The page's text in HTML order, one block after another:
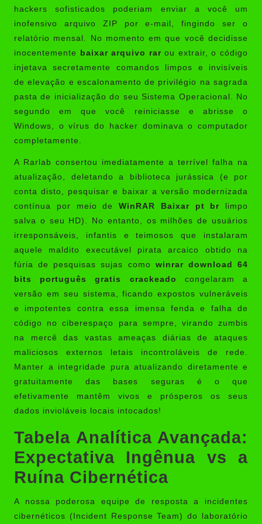
hackers sofisticados poderiam enviar a você um
inofensivo arquivo ZIP por e-mail, fingindo ser o
relatório mensal. No momento em que você decidisse
inocentemente
baixar arquivo rarou extrair, o código
injetava secretamente comandos limpos e invisíveis
de elevação e escalonamento de privilégio na sagrada
pasta de inicialização do seu Sistema Operacional. No
segundo em que você reiniciasse e abrisse o
Windows, o vírus do hacker dominava o computador
completamente.
A Rarlab consertou imediatamente a terrível falha na
atualização, deletando a biblioteca jurássica (e por
conta disto, pesquisar e baixar a versão modernizada
contínua por meio de WinRAR Baixar pt br limpo
salva o seu HD). No entanto, os milhões de usuários
irresponsáveis, infantis e teimosos que instalaram
aquele maldito executável pirata arcaico obtido na
fúria de pesquisas sujas como winrar download 64
bits português gratis crackeado
congelaram a
versão em seu sistema, ficando expostos vulneráveis
e impotentes contra essa imensa fenda e falha de
código no ciberespaço para sempre, virando zumbis
na mercê das vastas ameaças diárias de ataques
maliciosos externos letais incontroláveis de rede.
Manter a integridade pura atualizando diretamente e
gratuitamente das bases seguras é o que
efetivamente mantêm vivos e prósperos os seus
dados invioláveis locais intocados!
Tabela Analítica Avançada:
Expectativa Ingênua vs a
Ruína Cibernética
A nossa poderosa equipe de resposta a incidentes
cibernéticos (Incident Response Team) do laboratório